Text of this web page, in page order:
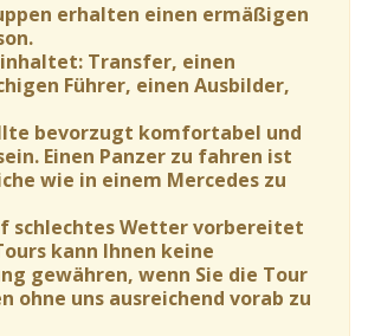
erhalten einen ermäßigen
Transfer, einen
Führer, einen Ausbilder,
bevorzugt komfortabel und
Einen Panzer zu fahren ist
wie in einem Mercedes zu
schlechtes Wetter vorbereitet
kann Ihnen keine
gewähren, wenn Sie die Tour
ohne uns ausreichend vorab zu